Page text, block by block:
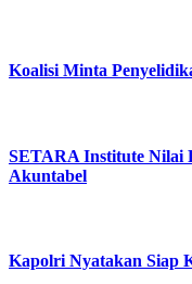
Koalisi Minta
SETARA Institute Nilai
Akuntabel
Kapolri Nyatakan Siap